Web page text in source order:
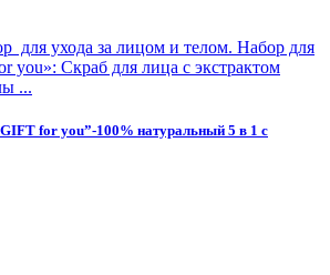
для ухода за лицом и телом. Набор для
you»: Скраб для лица с экстрактом
...
for you”-100% натуральный 5 в 1 с